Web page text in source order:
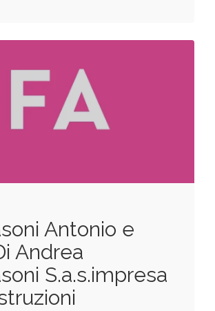
Antonio e
Andrea
S.a.s.impresa